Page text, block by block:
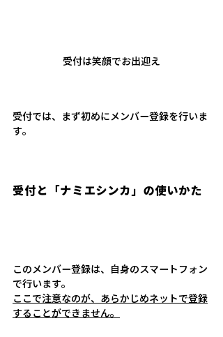
受付は笑顔でお出迎え
受付では、まず初めにメンバー登録を行いま
す。
受付と「ナミエシンカ」の使いかた
このメンバー登録は、自身のスマートフォン
で行います。
ここで注意なのが、あらかじめネットで登録
することができません。